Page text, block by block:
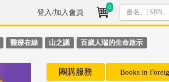
登入/加入會員
0
醫療在線 山之議 百歲人瑞的生命啟示
團購服務 Books in